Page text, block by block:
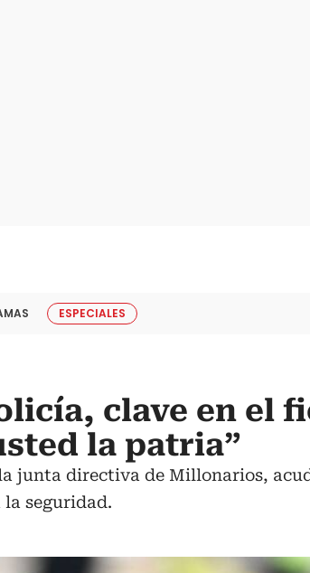
ESPECIALES
clave en el
la patria”
junta directiva de Millonarios,
la seguridad.